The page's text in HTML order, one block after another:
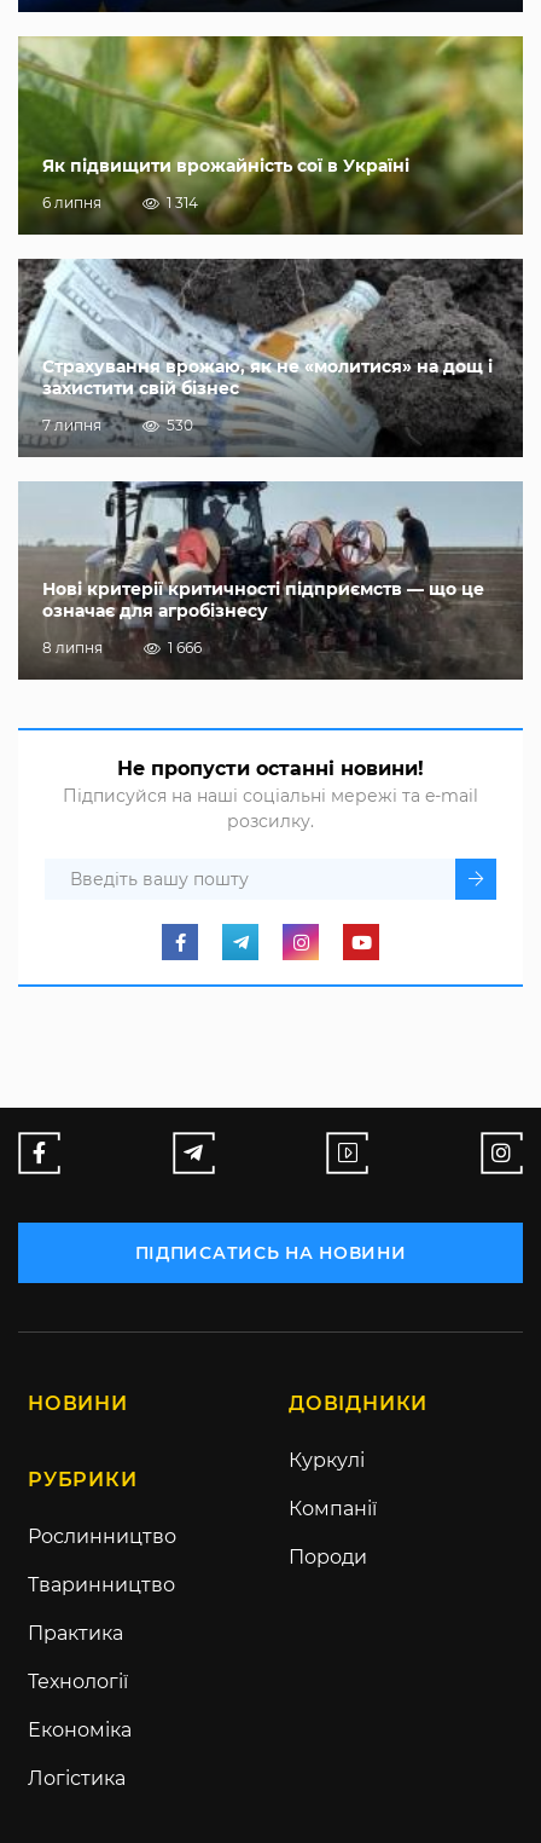
Як підвищити врожайність сої в Україні
6 липня 1 314
Страхування врожаю, як не «молитися» на дощ і
захистити свій бізнес
7 липня 530
Нові критерії критичності підприємств — що це
означає для агробізнесу
8 липня 1 666
Не пропусти останні новини!
Підписуйся на наші соціальні мережі та e-mail
розсилку.
ПІДПИСАТИСЬ НА НОВИНИ
НОВИНИ
РУБРИКИ
Рослинництво
Тваринництво
Практика
Технології
Економіка
Логістика
ДОВІДНИКИ
Куркулі
Компанії
Породи